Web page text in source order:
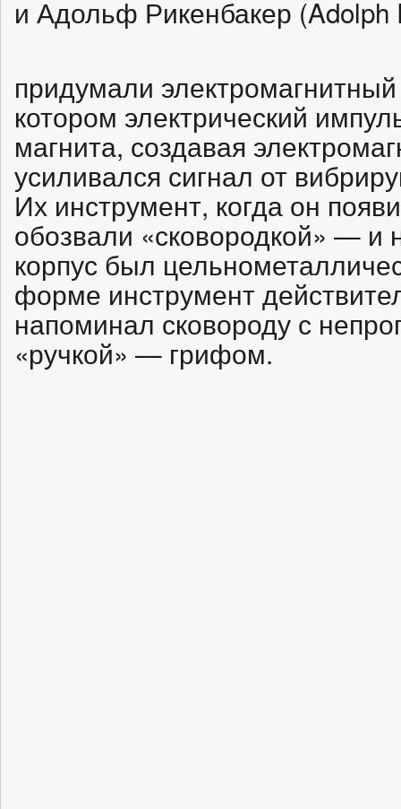
и Адольф Рикенбакер (Adolph
придумали
котором электрический
магнита, создавая
усиливался сигнал от
Их инструмент, когда он
обозвали «сковородкой» — и
корпус был
форме инструмент
напоминал сковороду с
«ручкой» — грифом.